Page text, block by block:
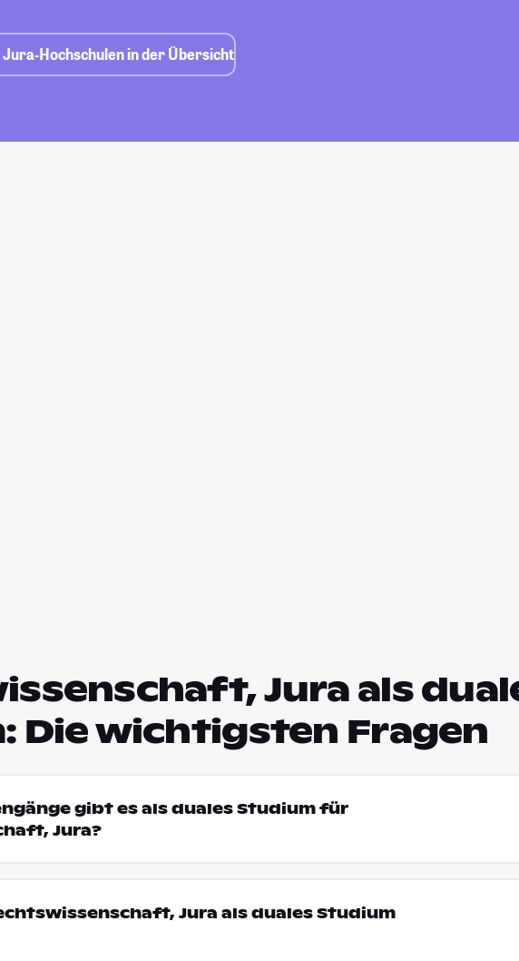
Hochschulen in der Übersicht
Jura als
Die wichtigsten Fragen
gibt es als duales Studium für
Jura?
Jura als duales Studium